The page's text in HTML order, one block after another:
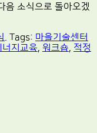
음 소식으로 돌아오겠
. Tags: 마을기술센터
너지교육, 워크숍, 적정